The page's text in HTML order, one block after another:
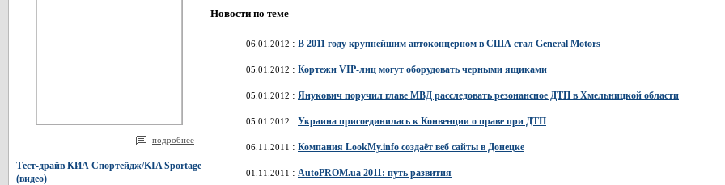
подробнее
Тест-драйв КИА Спортейдж/KIA Sportage
(видео)
Новости по теме
06.01.2012 : В 2011 году крупнейшим автоконцерном в США стал General Motors
05.01.2012 : Кортежи VIP-лиц могут оборудовать черными ящиками
05.01.2012 : Янукович поручил главе МВД расследовать резонансное ДТП в Хмельницкой области
05.01.2012 : Украина присоединилась к Конвенции о праве при ДТП
06.11.2011 : Компания LookMy.info создаёт веб сайты в Донецке
01.11.2011 : AutoPROM.ua 2011: путь развития